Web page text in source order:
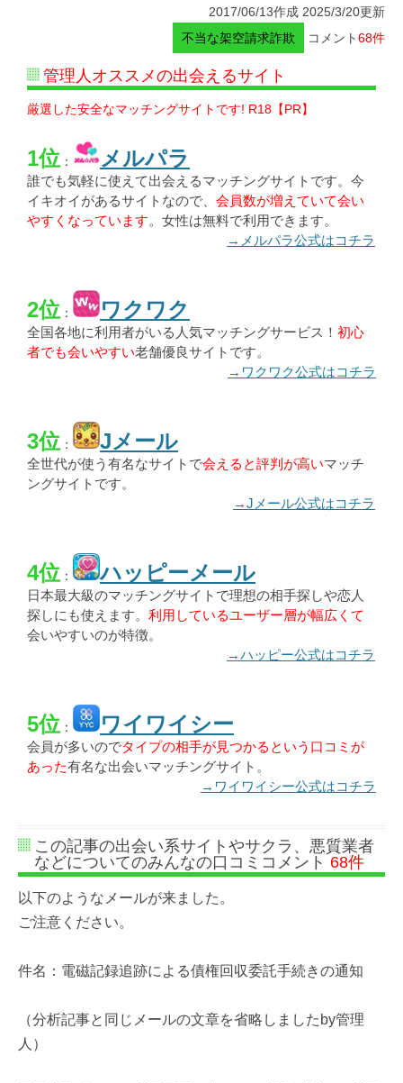
2017/06/13作成 2025/3/20更新
不当な架空請求詐欺
コメント68件
管理人オススメの出会えるサイト
厳選した安全なマッチングサイトです! R18【PR】
1位 ： メルパラ
誰でも気軽に使えて出会えるマッチングサイトです。今
イキオイがあるサイトなので、 会員数が増えていて会い
やすくなっています。女性は無料で利用できます。
→メルパラ公式はコチラ
2位 ： ワクワク
全国各地に利用者がいる人気マッチングサービス！ 初心
者でも会いやすい老舗優良サイトです。
→ワクワク公式はコチラ
3位 ： Jメール
全世代が使う有名なサイトで会えると評判が高いマッチ
ングサイトです。
→Jメール公式はコチラ
4位 ： ハッピーメール
日本最大級のマッチングサイトで理想の相手探しや恋人
探しにも使えます。 利用しているユーザー層が幅広くて
会いやすいのが特徴。
→ハッピー公式はコチラ
5位 ： ワイワイシー
会員が多いのでタイプの相手が見つかるという口コミが
あった有名な出会いマッチングサイト。
→ワイワイシー公式はコチラ
この記事の出会い系サイトやサクラ、悪質業者
などについてのみんなの口コミコメント 68件
以下のようなメールが来ました。
ご注意ください。
件名：電磁記録追跡による債権回収委託手続きの通知
（分析記事と同じメールの文章を省略しましたby管理
人）